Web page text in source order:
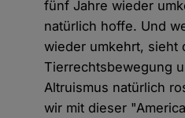
fünf Jahre wieder
natürlich hoffe. Und
wieder umkehrt, sieht
Tierrechtsbewegung
Altruismus natürlich
wir mit dieser